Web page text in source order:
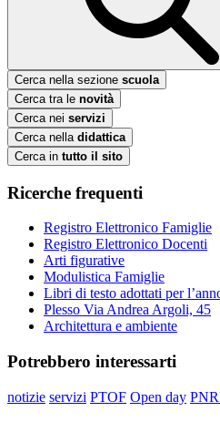
Cerca nella sezione scuola
Cerca tra le novità
Cerca nei servizi
Cerca nella didattica
Cerca in tutto il sito
Ricerche frequenti
Registro Elettronico Famiglie
Registro Elettronico Docenti
Arti figurative
Modulistica Famiglie
Libri di testo adottati per
Plesso Via Andrea Argoli, 45
Architettura e ambiente
Potrebbero interessarti
notizie servizi PTOF Open day